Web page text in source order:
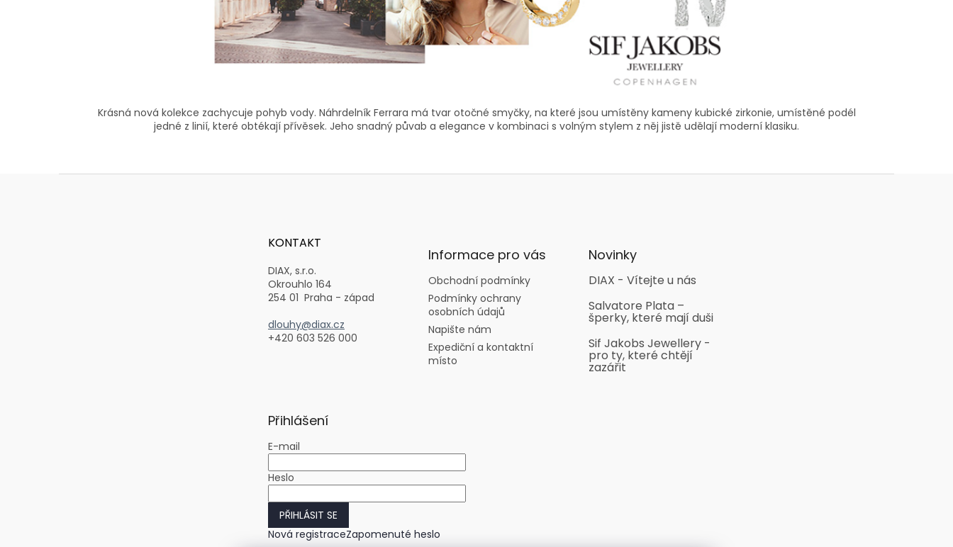
Krásná nová kolekce zachycuje pohyb vody. Náhrdelník Ferrara má tvar otočné smyčky, na které jsou umístěny kameny kubické zirkonie, umístěné podél
jedné z linií, které obtékají přívěsek. Jeho snadný půvab a elegance v kombinaci s volným stylem z něj jistě udělají moderní klasiku.
KONTAKT
DIAX, s.r.o.
Okrouhlo 164
254 01 Praha - západ
dlouhy@diax.cz
+420 603 526 000
Informace pro vás
Obchodní podmínky
Podmínky ochrany
osobních údajů
Napište nám
Expediční a kontaktní
místo
Novinky
DIAX - Vítejte u nás
Salvatore Plata –
šperky, které mají duši
Sif Jakobs Jewellery -
pro ty, které chtějí
zazářit
Přihlášení
E-mail
Heslo
PŘIHLÁSIT SE
Nová registraceZapomenuté heslo